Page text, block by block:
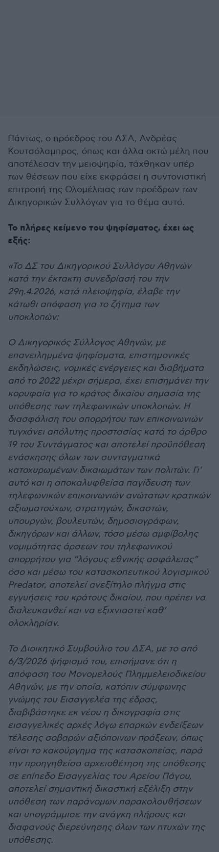
Πάντως, ο πρόεδρος του ΔΣΑ, Ανδρέας
Κουτσόλαμπρος, όπως και άλλα οκτώ μέλη που
αποτέλεσαν την μειοψηφία, τάχθηκαν υπέρ
των θέσεων που είχε εκφράσει η συντονιστική
επιτροπή της Ολομέλειας των προέδρων των
Δικηγορικών Συλλόγων για το θέμα αυτό.
Το πλήρες κείμενο του ψηφίσματος, έχει ως
εξής:
«Το ΔΣ του Δικηγορικού Συλλόγου Αθηνών
κατά την έκτακτη συνεδρίασή του την
29η.4.2026, κατά πλειοψηφία, έλαβε την
κάτωθι απόφαση για το ζήτημα των
υποκλοπών:
Ο Δικηγορικός Σύλλογος Αθηνών, με
επανειλημμένα ψηφίσματα, επιστημονικές
εκδηλώσεις, νομικές ενέργειες και διαβήματα
από το 2022 μέχρι σήμερα, έχει επισημάνει την
κορυφαία για το κράτος δικαίου σημασία της
υπόθεσης των τηλεφωνικών υποκλοπών. Η
διασφάλιση του απορρήτου των επικοινωνιών
τυγχάνει απόλυτης προστασίας κατά το άρθρο
19 του Συντάγματος και αποτελεί προϋπόθεση
ενάσκησης όλων των συνταγματικά
κατοχυρωμένων δικαιωμάτων των πολιτών. Γι’
αυτό και η αποκαλυφθείσα παγίδευση των
τηλεφωνικών επικοινωνιών ανώτατων κρατικών
αξιωματούχων, στρατηγών, δικαστών,
υπουργών, βουλευτών, δημοσιογράφων,
δικηγόρων και άλλων, τόσο μέσω αμφίβολης
νομιμότητας άρσεων του τηλεφωνικού
απορρήτου για “λόγους εθνικής ασφάλειας”
όσο και μέσω του κατασκοπευτικού λογισμικού
Predator, αποτελεί ανεξίτηλο πλήγμα στις
εγγυήσεις του κράτους δικαίου, που πρέπει να
διαλευκανθεί και να εξιχνιαστεί καθ’
ολοκληρίαν.
Το Διοικητικό Συμβούλιο του ΔΣΑ, με το από
6/3/2026 ψήφισμά του, επισήμανε ότι η
απόφαση του Μονομελούς Πλημμελειοδικείου
Αθηνών, με την οποία, κατόπιν σύμφωνης
γνώμης του Εισαγγελέα της έδρας,
διαβιβάστηκε εκ νέου η δικογραφία στις
εισαγγελικές αρχές λόγω επαρκών ενδείξεων
τέλεσης σοβαρών αξιόποινων πράξεων, όπως
είναι το κακούργημα της κατασκοπείας, παρά
την προηγηθείσα αρχειοθέτηση της υπόθεσης
σε επίπεδο Εισαγγελίας του Αρείου Πάγου,
αποτελεί σημαντική δικαστική εξέλιξη στην
υπόθεση των παράνομων παρακολουθήσεων
και υπογράμμισε την ανάγκη πλήρους και
διαφανούς διερεύνησης όλων των πτυχών της
υπόθεσης.